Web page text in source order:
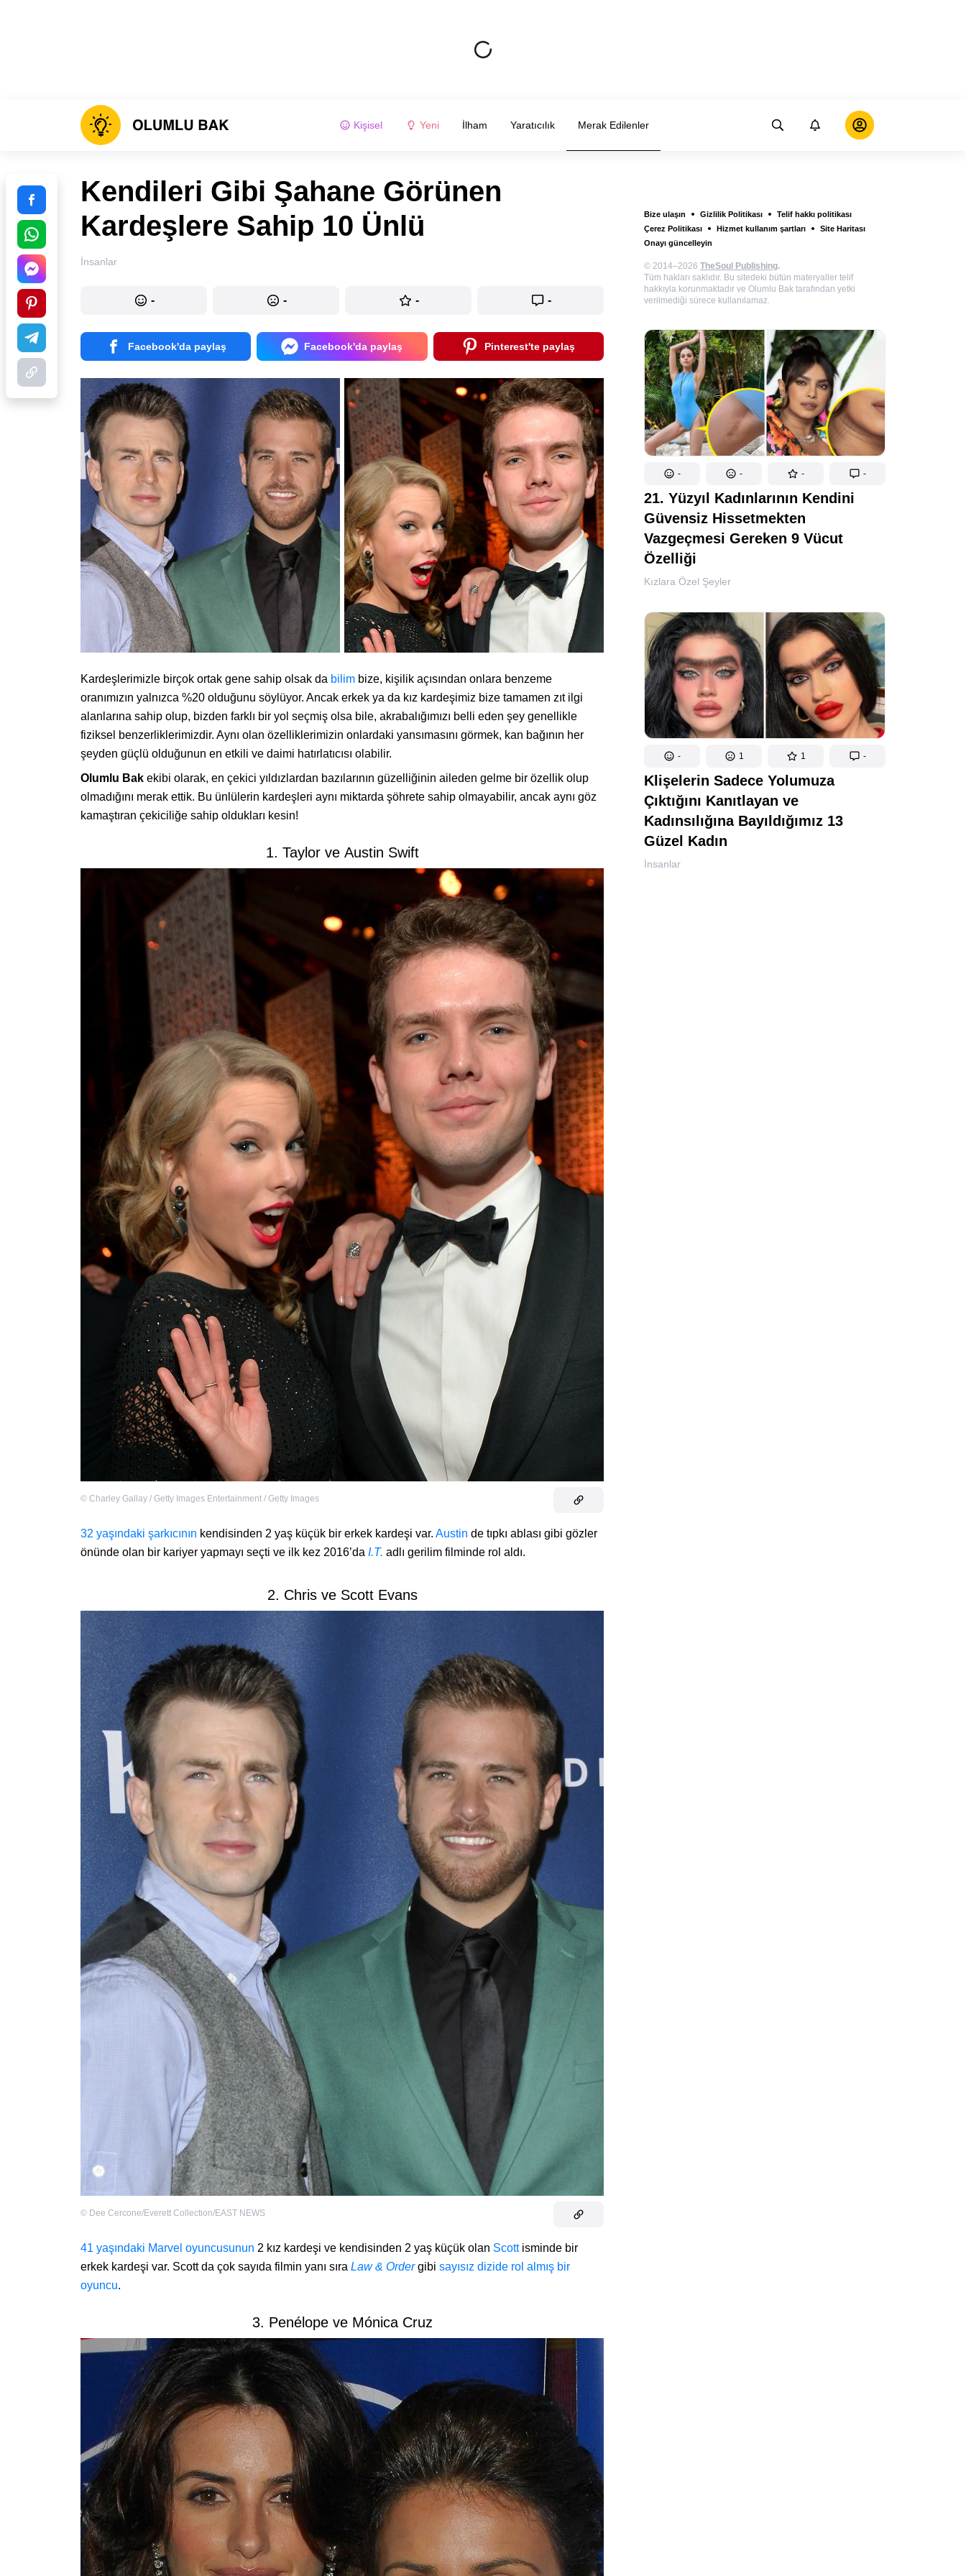
Kişisel Yeni İlham Yaratıcılık Merak Edilenler
Bize ulaşın Gizlilik Politikası
Telif hakkı politikası
Çerez Politikası
Hizmet kullanım şartları
Site Haritası
Onayı güncelleyin
© 2014–2026 TheSoul Publishing.
Tüm hakları saklıdır. Bu sitedeki bütün materyaller telif
hakkıyla korunmaktadır ve Olumlu Bak tarafından yetki
verilmediği sürece kullanılamaz.
- - - -
21. Yüzyıl Kadınlarının Kendini
Güvensiz Hissetmekten
Vazgeçmesi Gereken 9 Vücut
Özelliği
Kızlara Özel Şeyler
- 1 1 -
Klişelerin Sadece Yolumuza
Çıktığını Kanıtlayan ve
Kadınsılığına Bayıldığımız 13
Güzel Kadın
İnsanlar
Kendileri Gibi Şahane Görünen
Kardeşlere Sahip 10 Ünlü
İnsanlar
- - - -
Facebook'da paylaş Facebook'da paylaş Pinterest'te paylaş
Kardeşlerimizle birçok ortak gene sahip olsak da bilim bize, kişilik açısından onlara benzeme
oranımızın yalnızca %20 olduğunu söylüyor. Ancak erkek ya da kız kardeşimiz bize tamamen zıt ilgi
alanlarına sahip olup, bizden farklı bir yol seçmiş olsa bile, akrabalığımızı belli eden şey genellikle
fiziksel benzerliklerimizdir. Aynı olan özelliklerimizin onlardaki yansımasını görmek, kan bağının her
şeyden güçlü olduğunun en etkili ve daimi hatırlatıcısı olabilir.
Olumlu Bak ekibi olarak, en çekici yıldızlardan bazılarının güzelliğinin aileden gelme bir özellik olup
olmadığını merak ettik. Bu ünlülerin kardeşleri aynı miktarda şöhrete sahip olmayabilir, ancak aynı göz
kamaştıran çekiciliğe sahip oldukları kesin!
1. Taylor ve Austin Swift
© Charley Gallay / Getty Images Entertainment / Getty Images
32 yaşındaki şarkıcının kendisinden 2 yaş küçük bir erkek kardeşi var. Austin de tıpkı ablası gibi gözler
önünde olan bir kariyer yapmayı seçti ve ilk kez 2016’da I.T. adlı gerilim filminde rol aldı.
2. Chris ve Scott Evans
© Dee Cercone/Everett Collection/EAST NEWS
41 yaşındaki Marvel oyuncusunun 2 kız kardeşi ve kendisinden 2 yaş küçük olan Scottisminde bir
erkek kardeşi var. Scott da çok sayıda filmin yanı sıra Law & Order gibi sayısız dizide rol almış bir
oyuncu.
3. Penélope ve Mónica Cruz